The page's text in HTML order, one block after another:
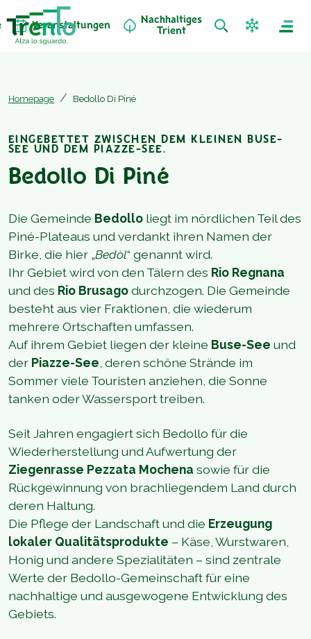
Veranstaltungen
Nachhaltiges
Trient
Homepage Bedollo Di Piné
Bedollo Di Piné
EINGEBETTET ZWISCHEN DEM KLEINEN BUSE-
SEE UND DEM PIAZZE-SEE.
Die Gemeinde Bedollo liegt im nördlichen Teil des
Piné-Plateaus und verdankt ihren Namen der
Birke, die hier „Bedòl“ genannt wird.
Ihr Gebiet wird von den Tälern des Rio Regnana
und des Rio Brusagodurchzogen. Die Gemeinde
besteht aus vier Fraktionen, die wiederum
mehrere Ortschaften umfassen.
Auf ihrem Gebiet liegen der kleine Buse-See und
der Piazze-See , deren schöne Strände im
Sommer viele Touristen anziehen, die Sonne
tanken oder Wassersport treiben.
Seit Jahren engagiert sich Bedollo für die
Wiederherstellung und Aufwertung der
Ziegenrasse Pezzata Mochena sowie für die
Rückgewinnung von brachliegendem Land durch
deren Haltung.
Die Pflege der Landschaft und die Erzeugung
lokaler Qualitätsprodukte – Käse, Wurstwaren,
Honig und andere Spezialitäten – sind zentrale
Werte der Bedollo-Gemeinschaft für eine
nachhaltige und ausgewogene Entwicklung des
Gebiets.